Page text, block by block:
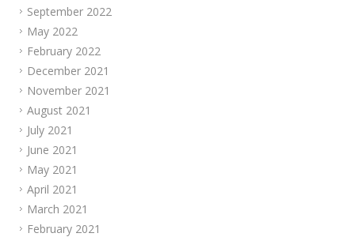
September 2022
May 2022
February 2022
December 2021
November 2021
August 2021
July 2021
June 2021
May 2021
April 2021
March 2021
February 2021